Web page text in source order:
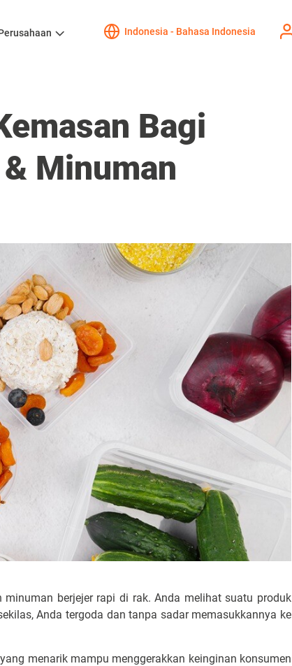
Indonesia - Bahasa Indonesia
Bagi
Minuman
minuman berjejer rapi di rak. Anda melihat suatu produk
Anda tergoda dan tanpa sadar memasukkannya ke
menarik mampu menggerakkan keinginan konsumen